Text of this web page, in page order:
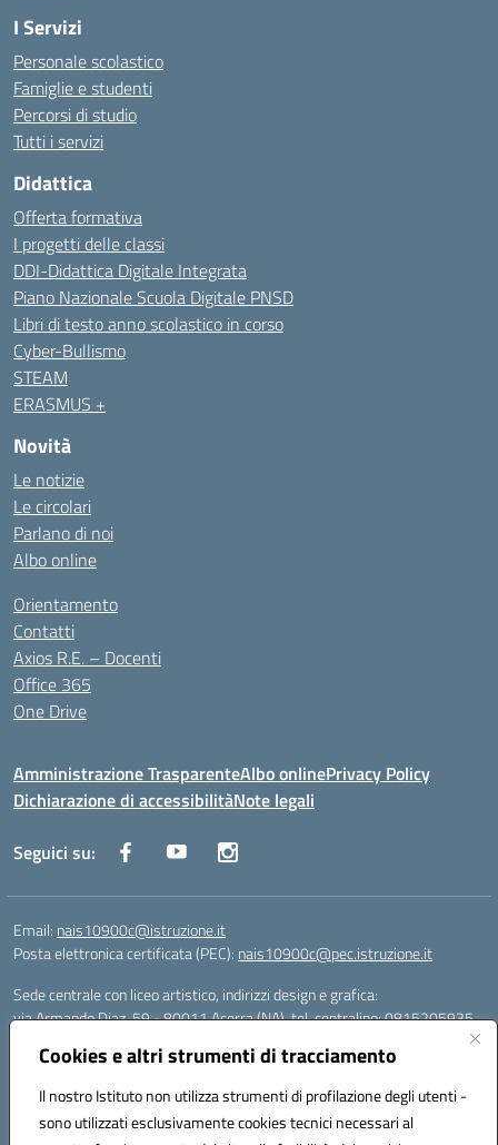
Cookies e altri strumenti di tracciamento
Il nostro Istituto non utilizza strumenti di profilazione degli utenti -
sono utilizzati esclusivamente cookies tecnici necessari al
I Servizi
Personale scolastico
Famiglie e studenti
Percorsi di studio
Tutti i servizi
Didattica
Offerta formativa
I progetti delle classi
DDI-Didattica Digitale Integrata
Piano Nazionale Scuola Digitale PNSD
Libri di testo anno scolastico in corso
Cyber-Bullismo
STEAM
ERASMUS +
Novità
Le notizie
Le circolari
Parlano di noi
Albo online
Orientamento
Contatti
Axios R.E. – Docenti
Office 365
One Drive
Amministrazione TrasparenteAlbo onlinePrivacy Policy
Dichiarazione di accessibilitàNote legali
Seguici su:
Email: nais10900c@istruzione.it
Posta elettronica certificata (PEC): nais10900c@pec.istruzione.it
Sede centrale con liceo artistico, indirizzi design e grafica:
via Armando Diaz, 59 - 80011 Acerra (NA), tel. centralino: 0815205935
via T. Campanella, 80011 Acerra (NA), tel/fax: 0818850905
Sede succursale con liceo musicale:
via S. Pellico, 80011 Acerra (NA), tel: 08119660921
Email: nais10900c@istruzione.it | PEC: nais10900c@pec.istruzione.it |